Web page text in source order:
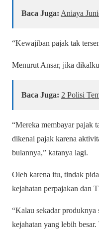
Baca Juga: Aniaya
“Kewajiban pajak tak
Menurut Ansar, jika
Baca Juga: 2 Polisi
“Mereka membayar pajak
dikenai pajak karena
bulannya,” katanya lagi.
Oleh karena itu, tindak
kejahatan perpajakan dan
“Kalau sekadar produknya
kejahatan yang lebih